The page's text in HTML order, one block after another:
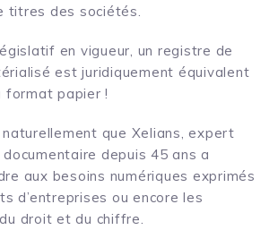
titres des sociétés.
en vigueur, un registre de
est juridiquement équivalent
format papier !
naturellement que Xelians, expert
depuis 45 ans a
aux besoins numériques exprimés
d’entreprises ou encore les
droit et du chiffre.